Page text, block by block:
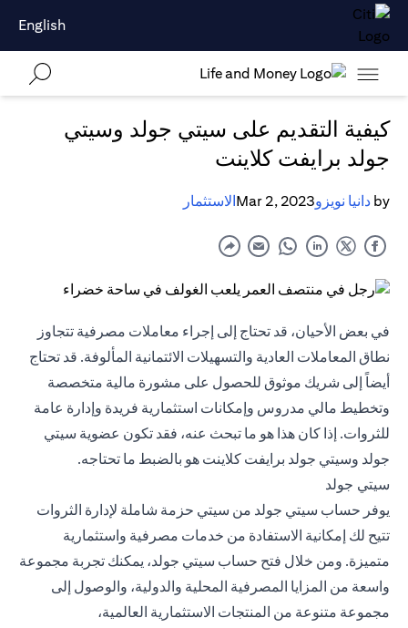
English
كيفية التقديم على سيتي جولد وسيتي
جولد برايفت كلاينت
by دانيا نويزوMar 2, 2023الاستثمار
في بعض الأحيان، قد تحتاج إلى إجراء معاملات مصرفية تتجاوز
نطاق المعاملات العادية والتسهيلات الائتمانية المألوفة. قد تحتاج
أيضاً إلى شريك موثوق للحصول على مشورة مالية متخصصة
وتخطيط مالي مدروس وإمكانات استثمارية فريدة وإدارة عامة
للثروات. إذا كان هذا هو ما تبحث عنه، فقد تكون عضوية سيتي
جولد وسيتي جولد برايفت كلاينت هو بالضبط ما تحتاجه.
سيتي جولد
يوفر حساب سيتي جولد من سيتي حزمة شاملة لإدارة الثروات
تتيح لك إمكانية الاستفادة من خدمات مصرفية واستثمارية
متميزة. ومن خلال فتح حساب سيتي جولد، يمكنك تجربة مجموعة
واسعة من المزايا المصرفية المحلية والدولية، والوصول إلى
مجموعة متنوعة من المنتجات الاستثمارية العالمية،